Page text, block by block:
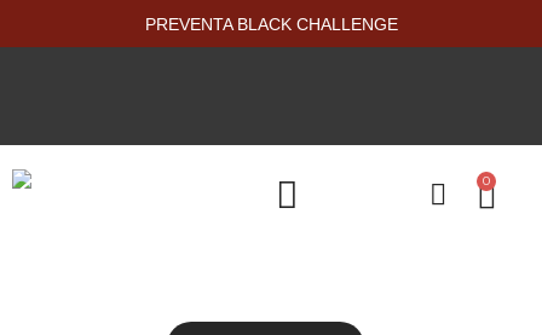
PREVENTA BLACK CHALLENGE
0